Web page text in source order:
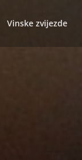
Vinske zvijezde